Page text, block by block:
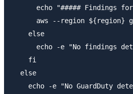
echo "##### Findings
aws --region ${region}
    else
echo -e "No findings
    fi
  else
echo -e "No GuardDuty